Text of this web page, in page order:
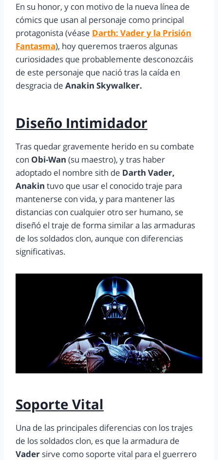
En su honor, y con motivo de la nueva línea de
cómics que usan al personaje como principal
protagonista (véase Darth: Vader y la Prisión
Fantasma), hoy queremos traeros algunas
curiosidades que probablemente desconozcáis
de este personaje que nació tras la caída en
desgracia de Anakin Skywalker.
Diseño Intimidador
Tras quedar gravemente herido en su combate
con Obi-Wan (su maestro), y tras haber
adoptado el nombre sith de Darth Vader,
Anakin tuvo que usar el conocido traje para
mantenerse con vida, y para mantener las
distancias con cualquier otro ser humano, se
diseñó el traje de forma similar a las armaduras
de los soldados clon, aunque con diferencias
significativas.
Soporte Vital
Una de las principales diferencias con los trajes
de los soldados clon, es que la armadura de
Vader sirve como soporte vital para el guerrero